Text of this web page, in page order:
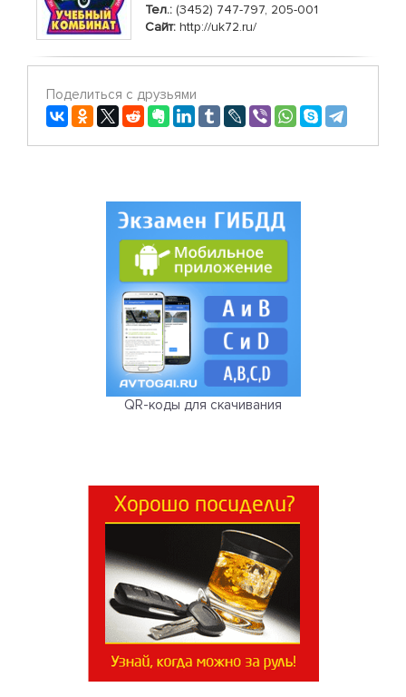
Тел.: (3452) 747-797, 205-001
Сайт: http://uk72.ru/
Поделиться с друзьями
QR-коды для скачивания